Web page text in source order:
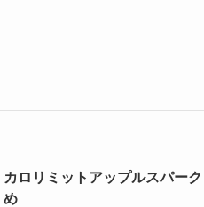
カロリミットアップルスパー
め